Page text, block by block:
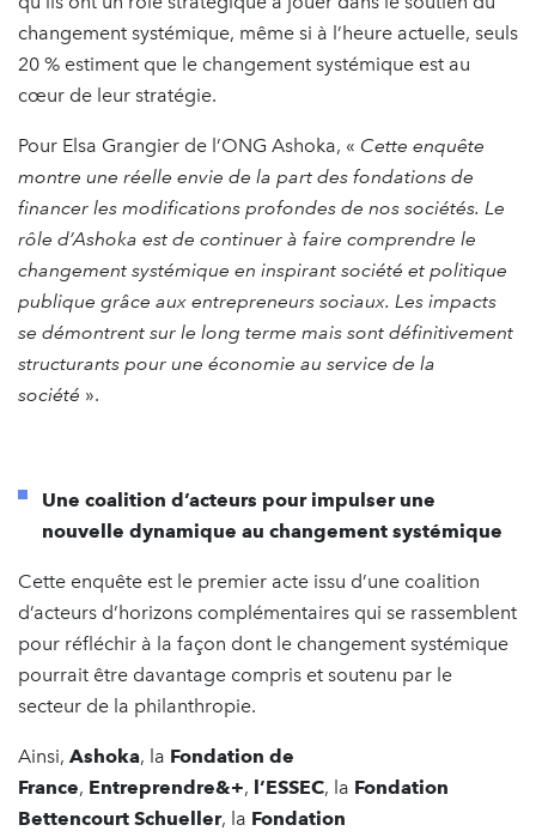
changement systémique, même si à l’heure actuelle, seuls
20 % estiment que le changement systémique est au
cœur de leur stratégie.
Pour Elsa Grangier de l’ONG Ashoka, « Cette enquête
montre une réelle envie de la part des fondations de
financer les modifications profondes de nos sociétés. Le
rôle d’Ashoka est de continuer à faire comprendre le
changement systémique en inspirant société et politique
publique grâce aux entrepreneurs sociaux. Les impacts
se démontrent sur le long terme mais sont définitivement
structurants pour une économie au service de la
société ».
Une coalition d’acteurs pour impulser une
nouvelle dynamique au changement systémique
Cette enquête est le premier acte issu d’une coalition
d’acteurs d’horizons complémentaires qui se rassemblent
pour réfléchir à la façon dont le changement systémique
pourrait être davantage compris et soutenu par le
secteur de la philanthropie.
Ainsi, Ashoka, la Fondation de
France, Entreprendre&+, l’ESSEC, la Fondation
Bettencourt Schueller, la Fondation